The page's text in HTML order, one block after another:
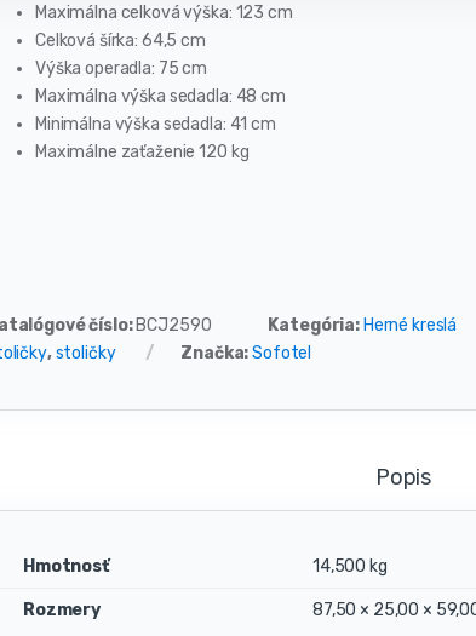
Maximálna celková výška: 123 cm
Celková šírka: 64,5 cm
Výška operadla: 75 cm
Maximálna výška sedadla: 48 cm
Minimálna výška sedadla: 41 cm
Maximálne zaťaženie 120 kg
číslo: BCJ2590 Kategória: Herné kreslá
,stoličky Značka:Sofotel
Popis
Hmotnosť 14,500 kg
Rozmery 87,50 × 25,00 ×